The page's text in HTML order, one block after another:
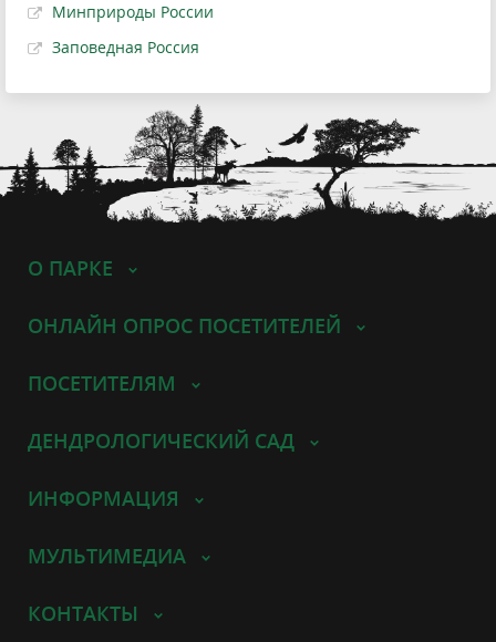
Минприроды России
Заповедная Россия
О ПАРКЕ
ОНЛАЙН ОПРОС ПОСЕТИТЕЛЕЙ
ПОСЕТИТЕЛЯМ
ДЕНДРОЛОГИЧЕСКИЙ САД
ИНФОРМАЦИЯ
МУЛЬТИМЕДИА
КОНТАКТЫ